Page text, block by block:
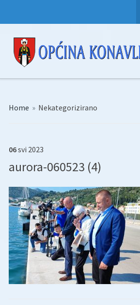
Home » Nekategorizirano
06svi 2023
aurora-060523 (4)